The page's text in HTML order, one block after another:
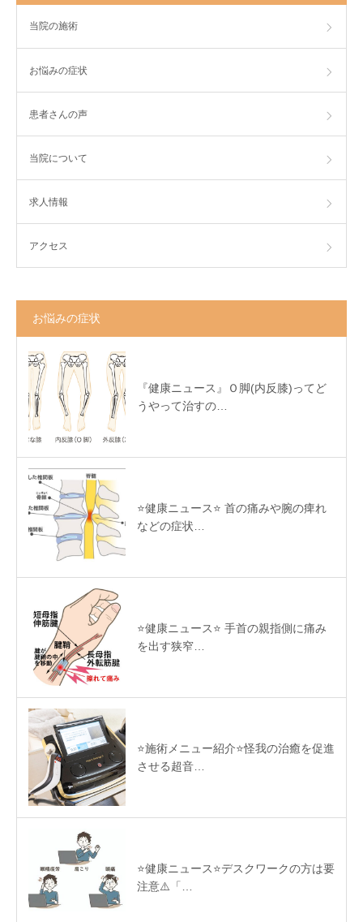
当院の施術
お悩みの症状
患者さんの声
当院について
求人情報
アクセス
お悩みの症状
『健康ニュース』Ｏ脚(内反膝)ってど
うやって治すの…
⭐️健康ニュース⭐️ 首の痛みや腕の痺れ
などの症状…
⭐️健康ニュース⭐️ 手首の親指側に痛み
を出す狭窄…
⭐️施術メニュー紹介⭐️怪我の治癒を促進
させる超音…
⭐️健康ニュース⭐️デスクワークの方は要
注意⚠️「…